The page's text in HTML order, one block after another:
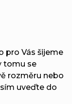
pro Vás šijeme
tomu se
rozměru nebo
uveďte do